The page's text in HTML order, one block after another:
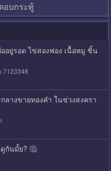
อบกระทู้
อยู่รอด ไข่สองฟอง เนื้อหมู ชิ้น
7123348
ลางขายทองคำ ในช่วงสงครา
กันมั้ย? 🤔